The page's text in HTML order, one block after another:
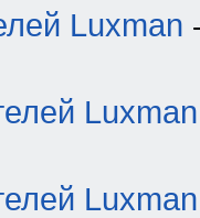
Luxman
Luxman
Luxman